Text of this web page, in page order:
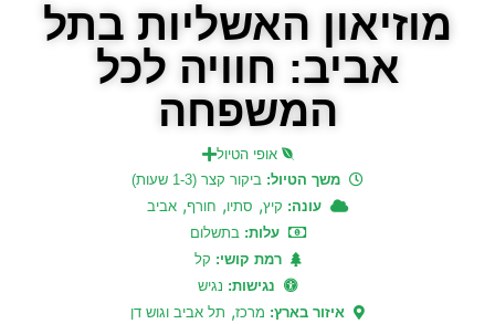
מוזיאון האשליות בתל
אביב: חוויה לכל
המשפחה
אופי הטיול
משך הטיול: ביקור קצר (1-3 שעות)
עונה: קיץ, סתיו, חורף, אביב
עלות:בתשלום
רמת קושי: קל
נגישות: נגיש
איזור בארץ: מרכז, תל אביב וגוש דן